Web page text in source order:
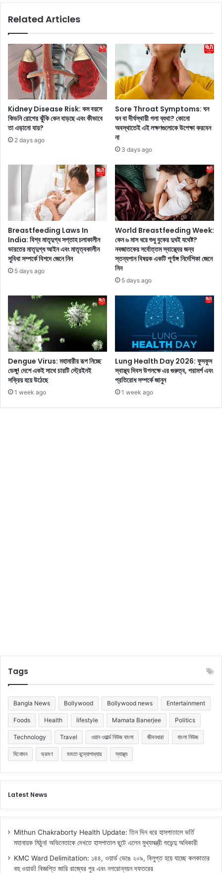
টি
ত্ব
পূ
র্ণ
নো
কো
ল
জি
কা
ল
লা
দে
র
ক
খ
পে
ক্ষা
ক
রা
উ
চি
ত
ন
য়
e
ক
ক
!
ক্তি
প
য়
টে
র
শি
কা
র
টি
ও
য়ে
ব
সি
রি
জ
Related Articles
Kidney Disease Risk: কম বয়সে
কিডনি রোগের ঝুঁকি কেন বাড়ছে এবং কীভাবে
তা এড়ানো যায়?
2 days ago
Sore Throat Symptoms: ঘন
ঘন বা দীর্ঘস্থায়ী গলা ব্যথা? কোনো
অবস্থাতেই এই লক্ষণগুলোকে উপেক্ষা করবেন
না
3 days ago
Breastfeeding Laws In
India: বিশ্ব মাতৃদুগ্ধ সপ্তাহ চলাকালীন
ভারতের মাতৃদুগ্ধ আইন এবং মাতৃত্বকালীন
সুবিধা সম্পর্কে বিশদে জেনে নিন
5 days ago
World Breastfeeding Week:
কেন ৬ মাস ধরে শুধু বুকের দুধই যথেষ্ট?
নবজাতকের সর্বোত্তম স্বাস্থ্যের জন্য
স্তন্যপান বিষয়ক একটি পূর্ণাঙ্গ নির্দেশিকা জেনে
নিন
5 days ago
Dengue Virus: মহামারীর রূপ নিচ্ছে
ডেঙ্গু! দেশে একই সাথে চারটি স্ট্রেইনই
সক্রিয় হয়ে উঠেছে
1 week ago
Lung Health Day 2026: ফুসফুস
স্বাস্থ্য দিবস উপলক্ষে এর গুরুত্ব, পরামর্শ এবং
প্রতিরোধ সম্পর্কে জানুন
1 week ago
Tags
Bangla News Bollywood Bollywood news Entertainment
Foods Health lifestyle Mamata Banerjee Politics
Technology Travel ওয়ান ওয়ার্ল্ড নিউজ বাংলা জীবনধারা বাংলা নিউজ
বিনোদন ভ্রমণ মমতা বন্দ্যোপাধ্যায় স্বাস্থ্য
Latest News
Mithun Chakraborty Health Update: তিন দিন ধরে হাসপাতালে ভর্তি
মহানায়ক মিঠুন! অভিনেতাকে দেখতে হাসপাতাল ছুটে এলেন মুখ্যমন্ত্রী শুভেন্দু অধিকারী
KMC Ward Delimitation: ১৪৪, ওয়ার্ড ভেঙে ২০৯, বিলুপ্ত হয়ে যাচ্ছে কলকাতার
বহু ওয়ার্ড! বিজ্ঞপ্তি জারি রাজ্যের পুর এবং নগরোন্নয়ন দফতরের